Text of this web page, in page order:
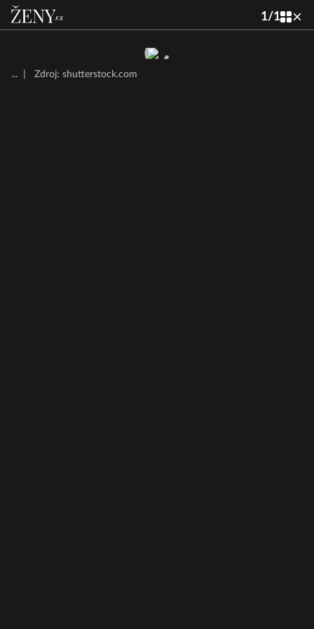
1/1
... Zdroj: shutterstock.com